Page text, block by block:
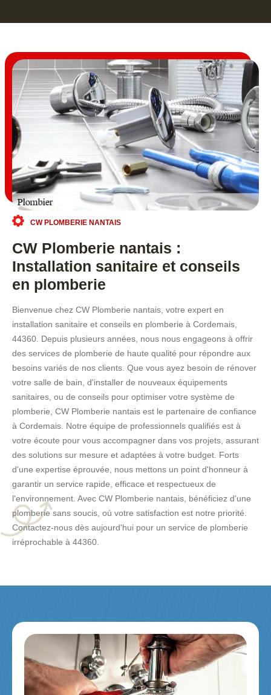
CW PLOMBERIE NANTAIS
CW Plomberie nantais :
Installation sanitaire et conseils
en plomberie
Bienvenue chez CW Plomberie nantais, votre expert en
installation sanitaire et conseils en plomberie à Cordemais,
44360. Depuis plusieurs années, nous nous engageons à offrir
des services de plomberie de haute qualité pour répondre aux
besoins variés de nos clients. Que vous ayez besoin de rénover
votre salle de bain, d'installer de nouveaux équipements
sanitaires, ou de conseils pour optimiser votre système de
plomberie, CW Plomberie nantais est le partenaire de confiance
à Cordemais. Notre équipe de professionnels qualifiés est à
votre écoute pour vous accompagner dans vos projets, assurant
des solutions sur mesure et adaptées à votre budget. Forts
d'une expertise éprouvée, nous mettons un point d'honneur à
garantir un service rapide, efficace et respectueux de
l'environnement. Avec CW Plomberie nantais, bénéficiez d'une
plomberie sans soucis, où votre satisfaction est notre priorité.
Contactez-nous dès aujourd'hui pour un service de plomberie
irréprochable à 44360.